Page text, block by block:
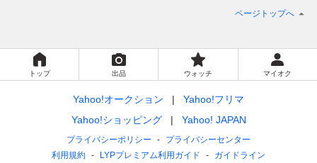
ページトップへ
トップ 出品 ウォッチ マイオク
Yahoo!オークション
Yahoo!フリマ
Yahoo!ショッピング
Yahoo! JAPAN
プライバシーポリシー
プライバシーセンター
利用規約
LYPプレミアム利用ガイド ガイドライン